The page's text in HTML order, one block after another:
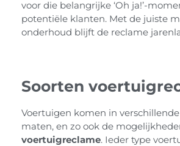
voor die belangrijke ‘Oh ja!’-
potentiële klanten. Met de juiste
onderhoud blijft de reclame
Soorten
Voertuigen komen in
maten, en zo ook de
voertuigreclame. Ieder type